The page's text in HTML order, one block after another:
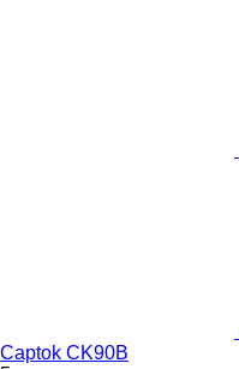
Captok CK90B